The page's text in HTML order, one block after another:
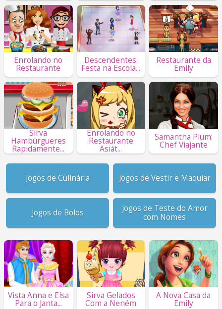
Enrolando no
Restaurante
Descendentes:
Festa na Escola...
Restaurante da
Emily
Sirva
Hambúrgueres
Rapidamente...
Enrolando no
Restaurante
Asiát...
Samantha Plum:
Chef Viajante
Jogos de Culinária Jogos de Vestir e Maquiar
Jogos de Bolos
Jogos de Teste do Amor
com Nomes
Vista Anna e Elsa
Para o Janta...
Sirva Gelados
Com a Neném
A Nova Casa da
Emily